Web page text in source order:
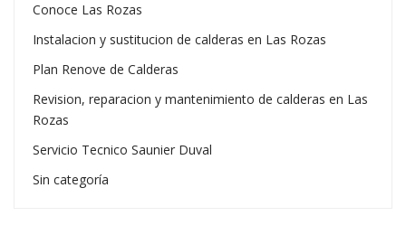
Conoce Las Rozas
Instalacion y sustitucion de calderas en Las Rozas
Plan Renove de Calderas
Revision, reparacion y mantenimiento de calderas en Las
Rozas
Servicio Tecnico Saunier Duval
Sin categoría